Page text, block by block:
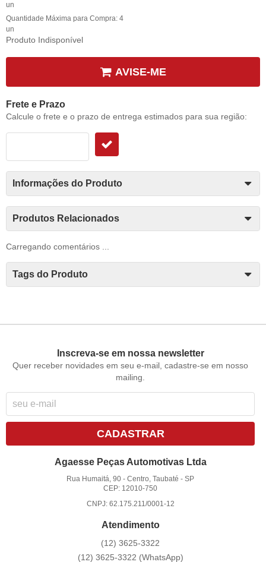
un
Quantidade Máxima para Compra: 4
un
Produto Indisponível
AVISE-ME
Frete e Prazo
Calcule o frete e o prazo de entrega estimados para sua região:
Informações do Produto
Produtos Relacionados
Carregando comentários ...
Tags do Produto
Inscreva-se em nossa newsletter
Quer receber novidades em seu e-mail, cadastre-se em nosso
mailing.
CADASTRAR
Agaesse Peças Automotivas Ltda
Rua Humaitá, 90 -Centro, Taubaté -SP
CEP: 12010-750
CNPJ: 62.175.211/0001-12
Atendimento
(12) 3625-3322
(12) 3625-3322 (WhatsApp)